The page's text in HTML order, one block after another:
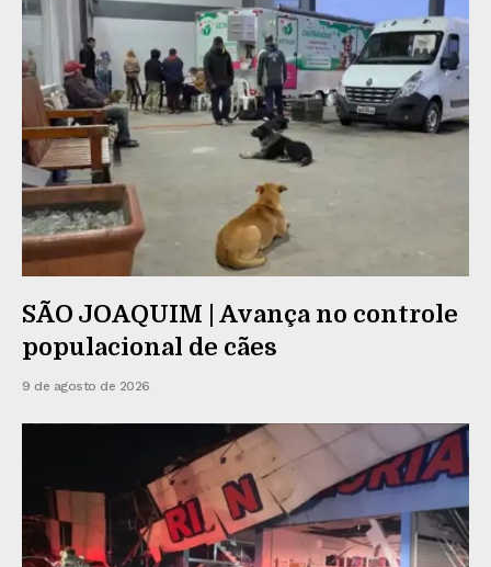
SÃO JOAQUIM | Avança no controle
populacional de cães
9 de agosto de 2026